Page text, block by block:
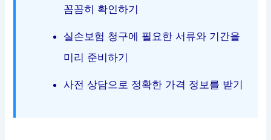
꼼꼼히 확인하기
실손보험 청구에 필요한 서류와 기간을
미리 준비하기
사전 상담으로 정확한 가격 정보를 받기